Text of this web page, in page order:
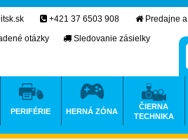
+421 37 6503 908
Predajne
otázky
Sledovanie zásielky
PERIFÉRIE HERNÁ ZÓNA
ČIERNA
TECHNIKA